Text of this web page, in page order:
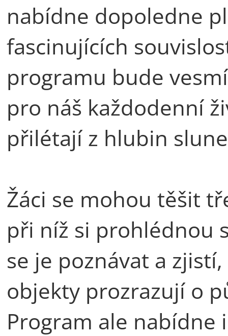
nabídne dopoledne
fascinujících
programu bude
pro náš každodenní
přilétají z hlubin
Žáci se mohou těšit
při níž si prohlédnou
se je poznávat a
objekty prozrazují o
Program ale nabídne